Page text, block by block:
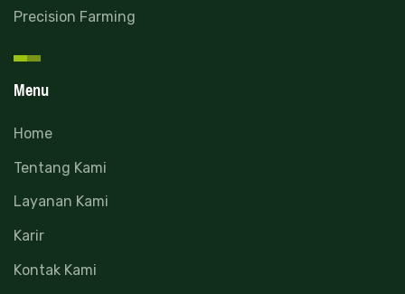
Precision Farming
Menu
Home
Tentang Kami
Layanan Kami
Karir
Kontak Kami